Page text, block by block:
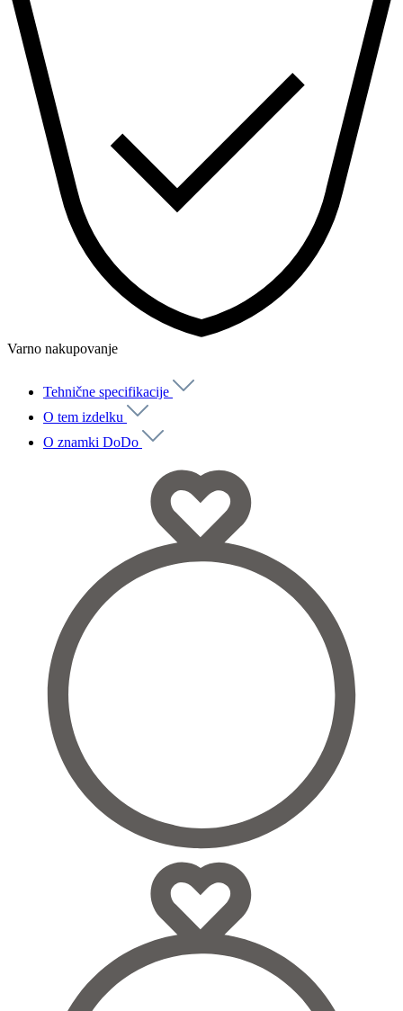
Varno nakupovanje
Tehnične specifikacije
O tem izdelku
O znamki DoDo